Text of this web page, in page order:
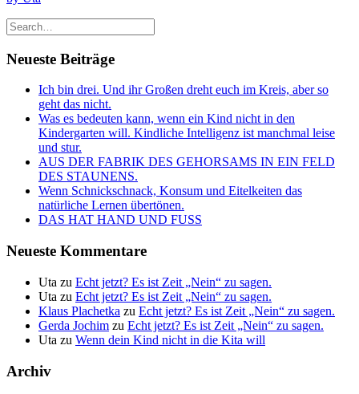
Neueste Beiträge
Ich bin drei. Und ihr Großen dreht euch im Kreis, aber so
geht das nicht.
Was es bedeuten kann, wenn ein Kind nicht in den
Kindergarten will. Kindliche Intelligenz ist manchmal leise
und stur.
AUS DER FABRIK DES GEHORSAMS IN EIN FELD
DES STAUNENS.
Wenn Schnickschnack, Konsum und Eitelkeiten das
natürliche Lernen übertönen.
DAS HAT HAND UND FUSS
Neueste Kommentare
Uta zu Echt jetzt? Es ist Zeit „Nein“ zu sagen.
Uta zu Echt jetzt? Es ist Zeit „Nein“ zu sagen.
Klaus Plachetka zu Echt jetzt? Es ist Zeit „Nein“ zu sagen.
Gerda Jochim zu Echt jetzt? Es ist Zeit „Nein“ zu sagen.
Uta zu Wenn dein Kind nicht in die Kita will
Archiv